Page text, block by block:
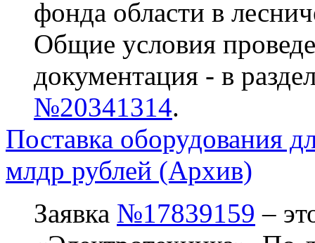
фонда области в
Общие условия
документация - в
№20341314.
Поставка оборудования
млдр рублей (Архив)
Заявка №17839159 –